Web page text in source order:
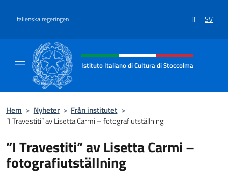
Italienska regeringen IT SV
Header, social and menu of site
Istituto Italiano di Cultura di Stoccolma
Hem > Nyheter > Från institutet >
”I Travestiti” av Lisetta Carmi – fotografiutställning
”I Travestiti” av Lisetta Carmi –
fotografiutställning